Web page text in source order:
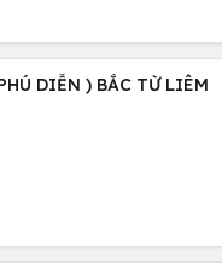
DIỄN ) BẮC TỪ LIÊM